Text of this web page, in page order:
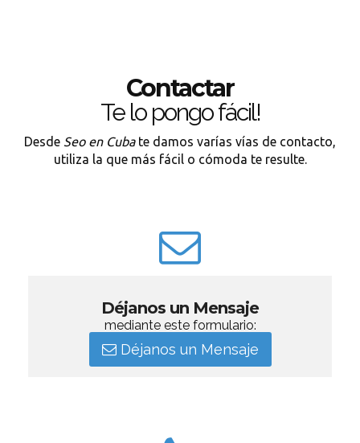
Contactar
Te lo pongo fácil!
Desde Seo en Cubate damos varías vías de contacto,
utiliza la que más fácil o cómoda te resulte.
Déjanos un Mensaje
mediante este formulario:
Déjanos un Mensaje